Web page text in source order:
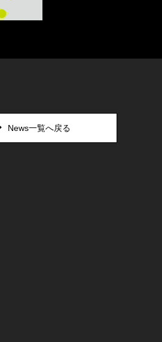
News一覧へ戻る